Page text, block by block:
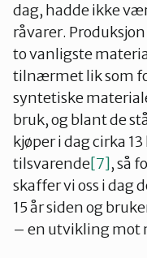
dag, hadde ikke
råvarer.
to vanligste
tilnærmet lik som
syntetiske
bruk, og blant de
kjøper i dag cirka
tilsvarende[7], så
skaffer vi oss i dag
15 år siden og
– en utvikling